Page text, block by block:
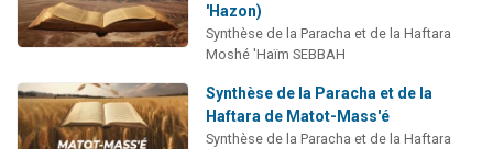
'Hazon)
Synthèse de la Paracha et de la Haftara
Moshé 'Haïm SEBBAH
Synthèse de la Paracha et de la
Haftara de Matot-Mass'é
Synthèse de la Paracha et de la Haftara